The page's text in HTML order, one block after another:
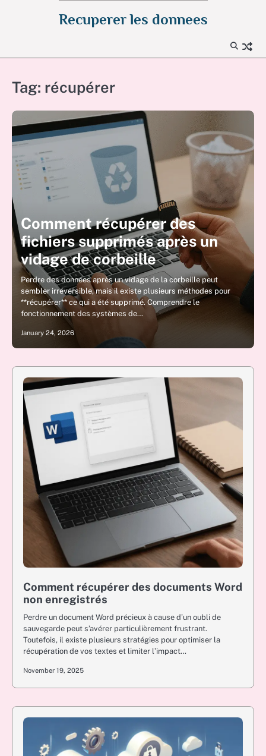
Recuperer les donnees
Tag: récupérer
Comment récupérer des
fichiers supprimés après un
vidage de corbeille
Perdre des données après un vidage de la corbeille peut
sembler irréversible, mais il existe plusieurs méthodes pour
**récupérer** ce qui a été supprimé. Comprendre le
fonctionnement des systèmes de…
January 24, 2026
Comment récupérer des documents Word
non enregistrés
Perdre un document Word précieux à cause d’un oubli de
sauvegarde peut s’avérer particulièrement frustrant.
Toutefois, il existe plusieurs stratégies pour optimiser la
récupération de vos textes et limiter l’impact…
November 19, 2025